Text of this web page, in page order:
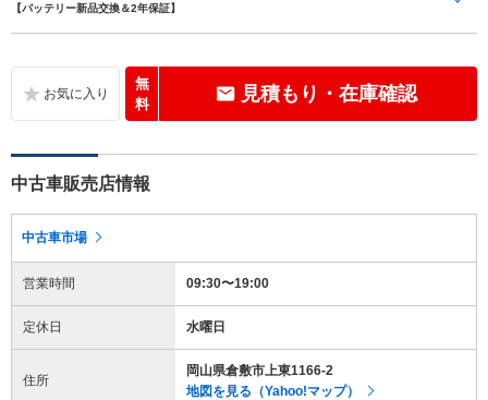
【バッテリー新品交換＆2年保証】
無
料
見積もり・在庫確認
中古車販売店情報
中古車市場
営業時間 09:30〜19:00
定休日 水曜日
住所
岡山県倉敷市上東1166-2
地図を見る（Yahoo!マップ）